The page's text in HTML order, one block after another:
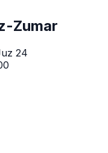
Zumar
24